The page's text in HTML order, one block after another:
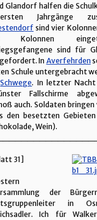
Glandorf halfen die
Jahrgänge
sind vier
Kolonnen
sind für
In Averfehrden
Schule untergebracht
Schwege. In letzter Nacht
Fallschirme
auch. Soldaten
den besetzten
Wein).
31]
der
in
Ich für